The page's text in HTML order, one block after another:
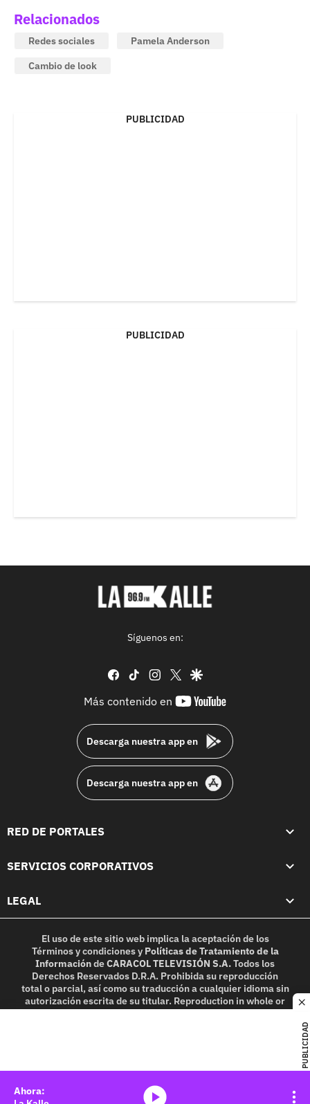
PUBLICIDAD
Relacionados
Redes sociales
Pamela Anderson
Cambio de look
PUBLICIDAD
PUBLICIDAD
Síguenos en:
facebook
tiktok instagram
twittergoogle
Más contenido en
youtube-
Descarga nuestra app en
Descarga nuestra app en
RED DE PORTALES
SERVICIOS CORPORATIVOS
LEGAL
El uso de este sitio web implica la aceptación de los
Términos y condicionesy Políticas de Tratamiento de la
InformacióndeCARACOL TELEVISIÓN S.A.Todos los
Derechos Reservados D.R.A. Prohibida su reproducción
total o parcial, así como su traducción a cualquier idioma sin
autorización escrita de su titular. Reproduction in whole or
in part, or translation without written permission is